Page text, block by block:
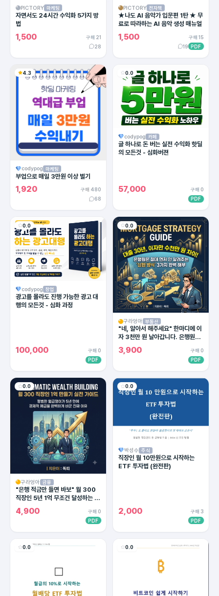
PICTORY 마케팅
자면서도 24시간 수익화 5가지 방
법
1,500
구매 21
28
PICTORY 전자책
★나도 AI 음악가 입문편 1탄 ★ 무
료로 따라하는 AI 음악 생성 매뉴얼
1,500
구매 15
19 PDF
4.3
codypog 마케팅
부업으로 매일 3만원 이상 벌기
1,920
구매 480
68
0.0
codypog 카페
글 하나로 돈 버는 실전 수익화 핫딜
의 모든것 - 심화버젼
57,000
구매 0
PDF
0.0
codypog 창업
광고를 몰라도 진행 가능한 광고 대
행의 모든것 - 심화 과정
100,000
구매 0
PDF
0.0
구라엉아 부동산
"네, 알아서 해주세요" 한마디에 이
자 3천만 원 날아갑니다. 은행원이
절대 말 안 해주는 대출 상환의 비밀
3,900
구매 0
PDF
0.0
구라엉아 금융
"은행 적금만 들면 바보" 월 300
직장인 5년 1억 무조건 달성하는 4
대 통장 세팅법 (2026 최신판)
4,900
구매 0
PDF
0.0
박성수 주식
직장인 월 10만원으로 시작하는
ETF 투자법 (완전판)
2,000
구매 3
PDF
0.0 0.0